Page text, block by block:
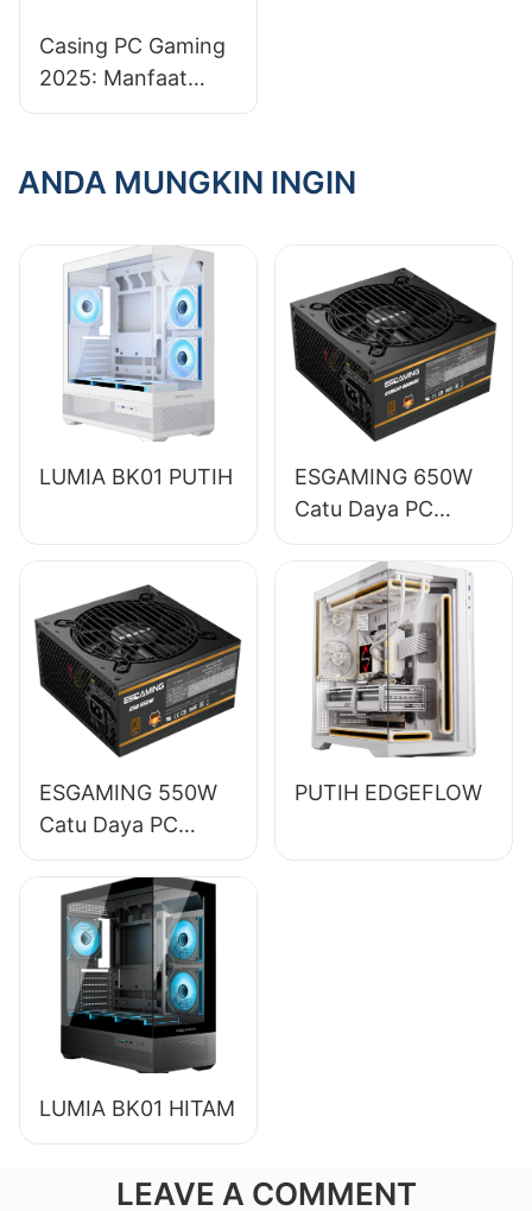
Casing PC Gaming
2025: Manfaat
Memilih Casing
ANDA MUNGKIN INGIN
LUMIA BK01 PUTIH
ESGAMING 650W
Catu Daya PC
Desktop Modul
Penuh Berkualitas
Tinggi Efisiensi
85% 80+ Bronze
ESB650W
ESGAMING 550W
Catu Daya PC
Desktop
Berkualitas Tinggi
Efisiensi 85% 80+
Bronze ESB550W
PUTIH EDGEFLOW
LUMIA BK01 HITAM
LEAVE A COMMENT